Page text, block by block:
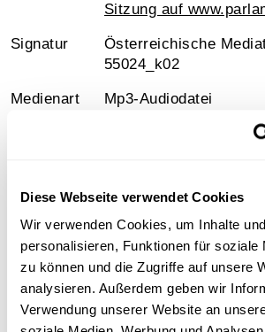
Diese Webseite verwendet Cookies
Wir verwenden Cookies, um Inhalte
personalisieren, Funktionen für soziale
zu können und die Zugriffe auf unsere
analysieren. Außerdem geben wir
Verwendung unserer Website an
Sitzung auf
Signatur
Österreichische
55024_k02
Medienart Mp3-Audiodatei
Information
Inhalt
Die erste Sitzung in Freiheit bringt
auch einen Rückblick auf Verträge
den Anschluss, die Moskauer